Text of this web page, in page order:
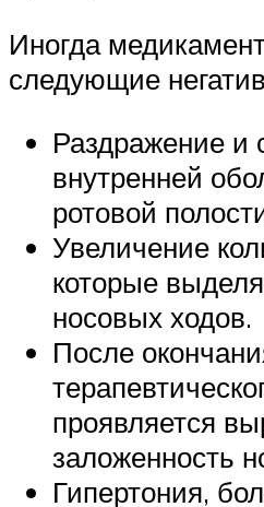
Иногда
следующие
Раздражение и
внутренней
ротовой
Увеличение
которые
носовых ходов.
После
проявляется
заложенность
Гипертония,